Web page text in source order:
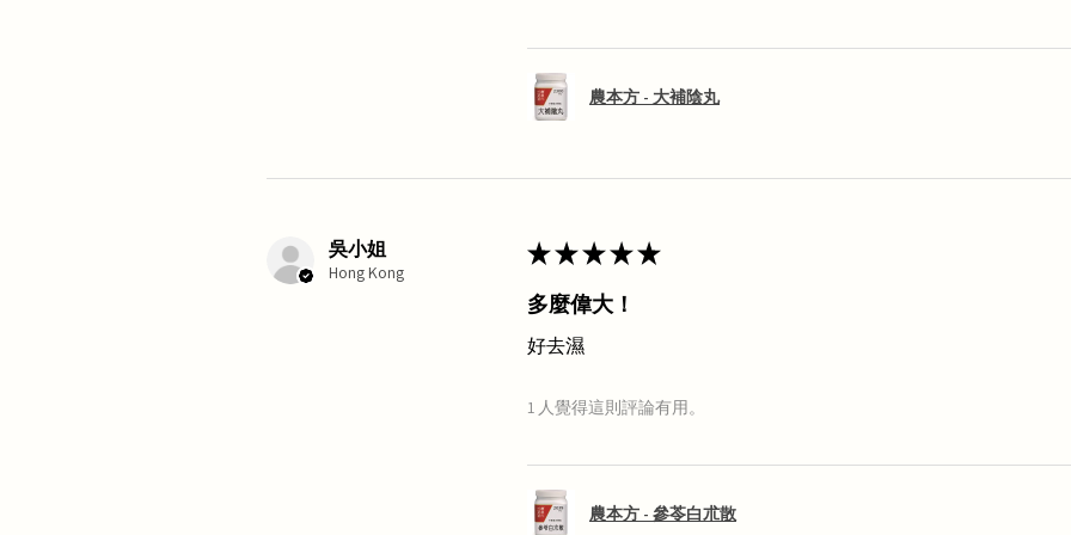
農本方 - 大補陰丸
吳小姐
Hong Kong
★★★★★
多麼偉大！
好去濕
1 人覺得這則評論有用。
農本方 - 參苓白朮散